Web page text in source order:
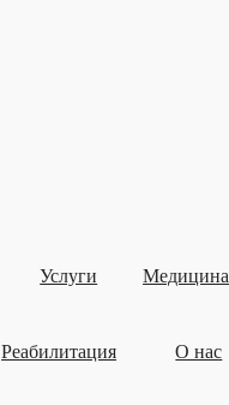
Услуги Медицина
Реабилитация О нас